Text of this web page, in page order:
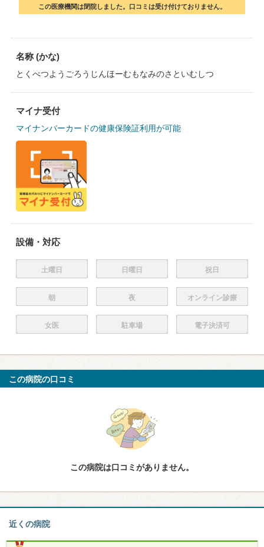
この医療機関は閉院しました。口コミは受け付けておりません。
名称 (かな)
とくべつようごろうじんほーむもなみのさといむしつ
マイナ受付
マイナンバーカードの健康保険証利用が可能
設備・対応
土曜日 日曜日 祝日
朝 夜 オンライン診療
女医 駐車場 電子決済可
この病院の口コミ
この病院は口コミがありません。
近くの病院